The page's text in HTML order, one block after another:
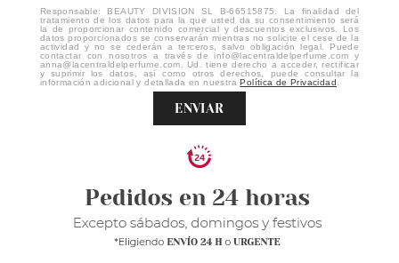
Responsable: BEAUTY DIVISION SL B-66515875. La finalidad del
tratamiento de los datos para la que usted da su consentimiento será
la de proporcionar contenido comercial y descuentos exclusivos. Los
datos proporcionados se conservarán mientras no solicite el cese de la
actividad y no se cederán a terceros, salvo obligación legal. Puede
contactar con nosotros a través de info@lacentraldelperfume.com y
anna@lacentraldelperfume.com. Ud. tiene derecho a acceder, rectificar
y suprimir los datos, así como otros derechos, puede consultar la
información adicional y detallada en nuestra Política de Privacidad .
ENVIAR